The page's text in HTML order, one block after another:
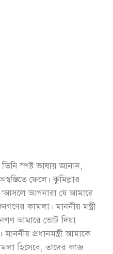
স্পষ্ট ভাষায় জানান,
ফেলে। কুমিল্লার
আপনারা যে আমারে
কামলা। মাননীয় মন্ত্রী
আমারে ভোট দিয়া
প্রধানমন্ত্রী আমাকে
হিসেবে, তাদের কাজ